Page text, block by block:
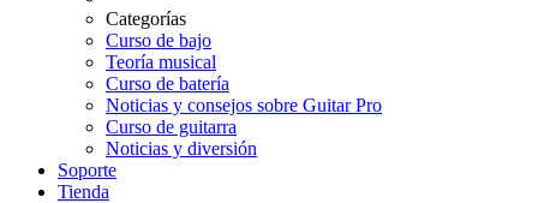
Categorías
Curso de bajo
Teoría musical
Curso de batería
Noticias y consejos sobre Guitar Pro
Curso de guitarra
Noticias y diversión
Soporte
Tienda